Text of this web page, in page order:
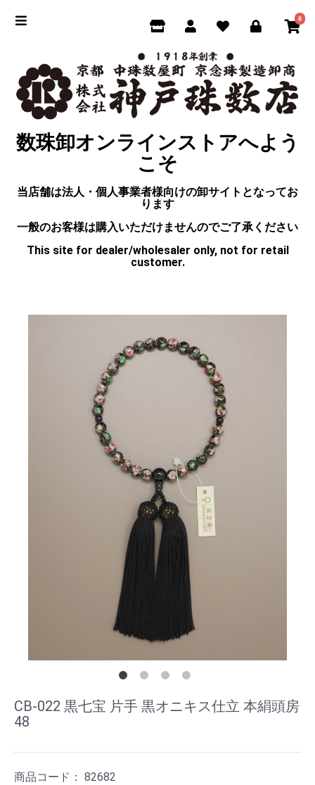
0
数珠卸オンラインストアへよう
こそ
当店舗は法人・個人事業者様向けの卸サイトとなってお
ります
一般のお客様は購入いただけませんのでご了承ください
This site for dealer/wholesaler only, not for retail
customer.
CB-022 黒七宝 片手 黒オニキス仕立 本絹頭房
48
商品コード： 82682